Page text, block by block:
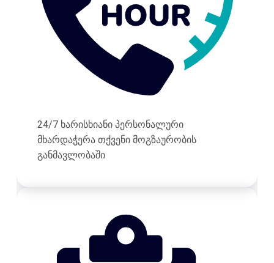
24/7 ხარისხიანი პერსონალური
მხარდაჭერა თქვენი მოგზაურობის
განმავლობაში